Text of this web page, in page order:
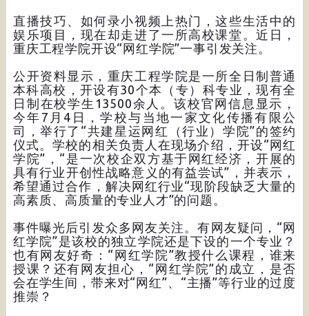
直播技巧、如何录小视频上热门，这些生活中的
娱乐项目，现在却走进了一所高校课堂。近日，
重庆工程学院开设“网红学院”一事引发关注。
公开资料显示，重庆工程学院是一所全日制普通
本科高校，开设有30个本（专）科专业，现有全
日制在校学生13500余人。该校官网信息显示，
今年7月4日，学校与当地一家文化传播有限公
司，举行了“共建星运网红（行业）学院”的签约
仪式。学校的相关负责人在现场介绍，开设“网红
学院”，“是一次校企双方基于网红经济，开展的
具有行业开创性战略意义的有益尝试”，并表示，
希望通过合作，解决网红行业“现阶段缺乏大量的
高素质、高质量的专业人才”的问题。
事件曝光后引发众多网友关注。有网友疑问，“网
红学院”是该校的独立学院还是下设的一个专业？
也有网友好奇：“网红学院”教授什么课程，谁来
授课？还有网友担心，“网红学院”的成立，是否
会在学生间，带来对“网红”、“主播”等行业的过度
推崇？